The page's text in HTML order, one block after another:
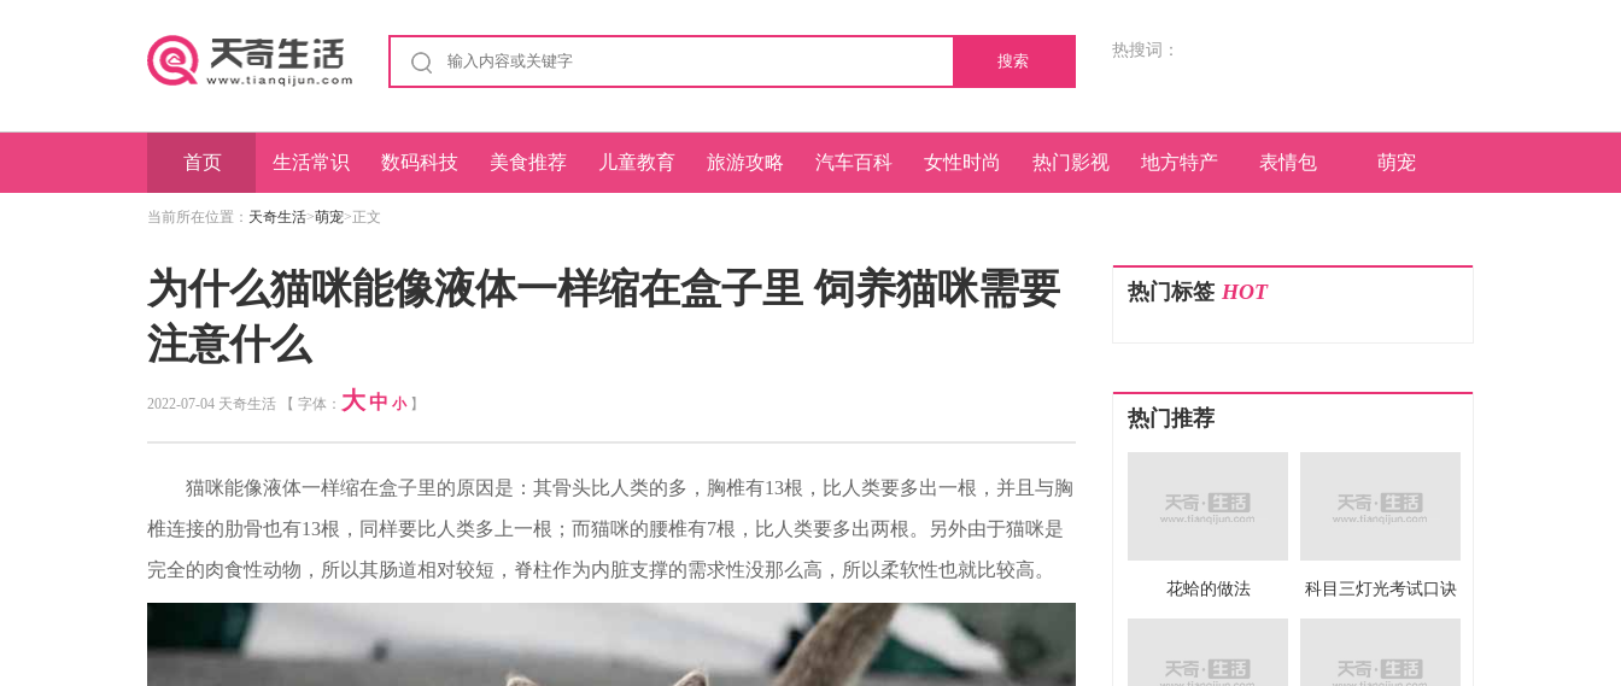
搜索
热搜词：
首页 生活常识 数码科技 美食推荐 儿童教育 旅游攻略 汽车百科 女性时尚 热门影视 地方特产 表情包 萌宠
当前所在位置： 天奇生活>萌宠>正文
为什么猫咪能像液体一样缩在盒子里 饲养猫咪需要
注意什么
2022-07-04 天奇生活 【 字体： 大 中 小】
猫咪能像液体一样缩在盒子里的原因是：其骨头比人类的多，胸椎有13根，比人类要多出一根，并且与胸
椎连接的肋骨也有13根，同样要比人类多上一根；而猫咪的腰椎有7根，比人类要多出两根。另外由于猫咪是
完全的肉食性动物，所以其肠道相对较短，脊柱作为内脏支撑的需求性没那么高，所以柔软性也就比较高。
热门标签 HOT
热门推荐
花蛤的做法 科目三灯光考试口诀